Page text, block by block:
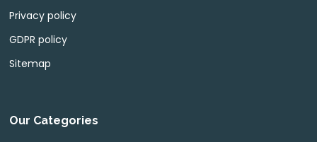
Privacy policy
GDPR policy
Sitemap
Our Categories